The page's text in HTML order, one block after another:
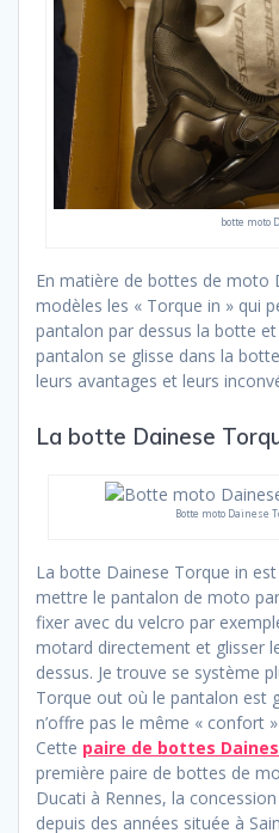
botte moto
En matière de bottes de moto
modèles les « Torque in » qui
pantalon par dessus la botte
pantalon se glisse dans la
leurs avantages et leurs
La botte Dainese
Botte moto Dainese
La botte Dainese Torque in
mettre le pantalon de moto
fixer avec du velcro par
motard directement et glisser
dessus. Je trouve se système
Torque out où le pantalon est
n’offre pas le même « confort
Cette paire de bottes
première paire de bottes de
Ducati à Rennes, la
depuis des années située à